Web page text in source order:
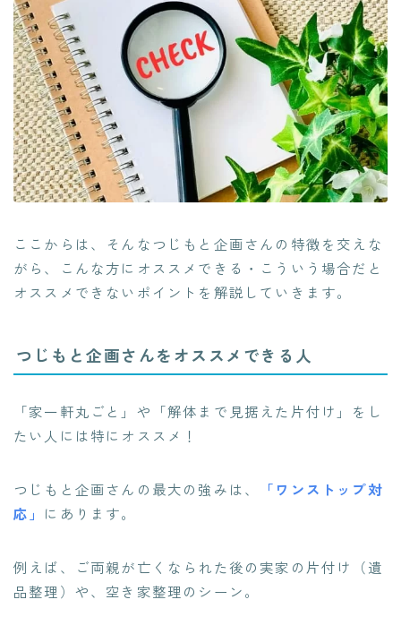
ここからは、そんなつじもと企画さんの特徴を交えな
がら、こんな方にオススメできる・こういう場合だと
オススメできないポイントを解説していきます。
つじもと企画さんをオススメできる人
「家一軒丸ごと」や「解体まで見据えた片付け」をし
たい人には特にオススメ！
つじもと企画さんの最大の強みは、
「ワンストップ対
応」 にあります。
例えば、ご両親が亡くなられた後の実家の片付け（遺
品整理）や、空き家整理のシーン。